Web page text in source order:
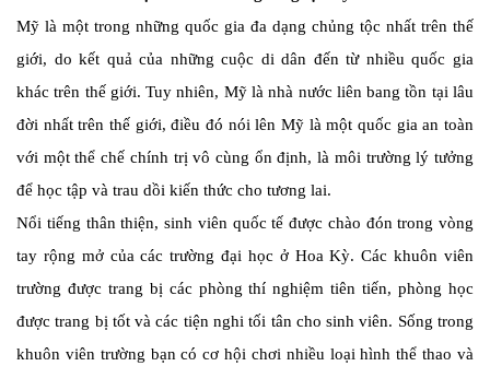
Mỹ là một trong những quốc gia đa dạng chủng tộc nhất trên thế
giới, do kết quả của những cuộc di dân đến từ nhiều quốc gia
khác trên thế giới. Tuy nhiên, Mỹ là nhà nước liên bang tồn tại lâu
đời nhất trên thế giới, điều đó nói lên Mỹ là một quốc gia an toàn
với một thể chế chính trị vô cùng ổn định, là môi trường lý tưởng
để học tập và trau dồi kiến thức cho tương lai.
Nổi tiếng thân thiện, sinh viên quốc tế được chào đón trong vòng
tay rộng mở của các trường đại học ở Hoa Kỳ. Các khuôn viên
trường được trang bị các phòng thí nghiệm tiên tiến, phòng học
được trang bị tốt và các tiện nghi tối tân cho sinh viên. Sống trong
khuôn viên trường bạn có cơ hội chơi nhiều loại hình thể thao và